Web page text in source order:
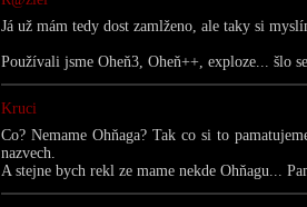
Já už mám tedy dost zamlženo, ale taky si
Používali jsme Oheň3, Oheň++, exploze... šlo
Kruci
Co? Nemame Ohňaga? Tak co si to
nazvech.
A stejne bych rekl ze mame nekde Ohňagu...